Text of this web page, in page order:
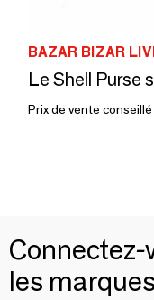
BAZAR BIZAR
Le Shell Purse
Prix de vente conseillé
les marques